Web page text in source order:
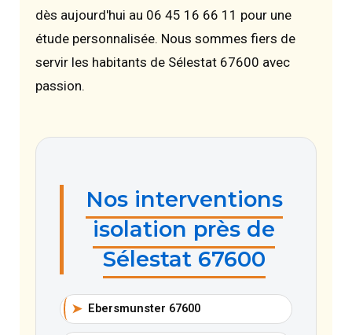
dès aujourd'hui au 06 45 16 66 11 pour une
étude personnalisée. Nous sommes fiers de
servir les habitants de Sélestat 67600 avec
passion.
Nos interventions
isolation près de
Sélestat 67600
➤ Ebersmunster 67600